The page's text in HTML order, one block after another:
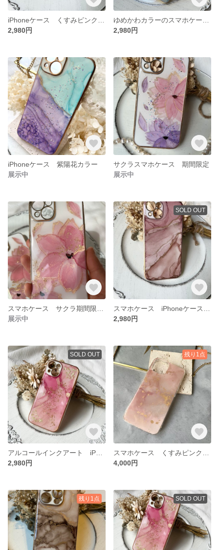
2,980円
2,980円
iPhoneケース 紫陽花カラー
展示中
サクラスマホケース 期間限定
展示中
展示中
SOLD OUT
2,980円
SOLD OUT
2,980円
残り1点
4,000円
残り1点 SOLD OUT